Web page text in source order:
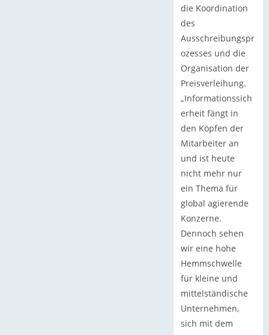
die Koordination
des
Ausschreibungspr
ozesses und die
Organisation der
Preisverleihung.
„Informationssich
erheit fängt in
den Köpfen der
Mitarbeiter an
und ist heute
nicht mehr nur
ein Thema für
global agierende
Konzerne.
Dennoch sehen
wir eine hohe
Hemmschwelle
für kleine und
mittelständische
Unternehmen,
sich mit dem